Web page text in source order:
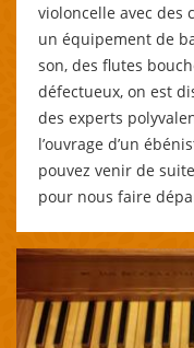
violoncelle avec des
un équipement de
son, des flutes
défectueux, on est
des experts
l’ouvrage d’un
pouvez venir de
pour nous faire